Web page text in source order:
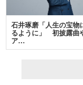
石井琢磨「人生の宝物
るように」 初披露曲
ア…